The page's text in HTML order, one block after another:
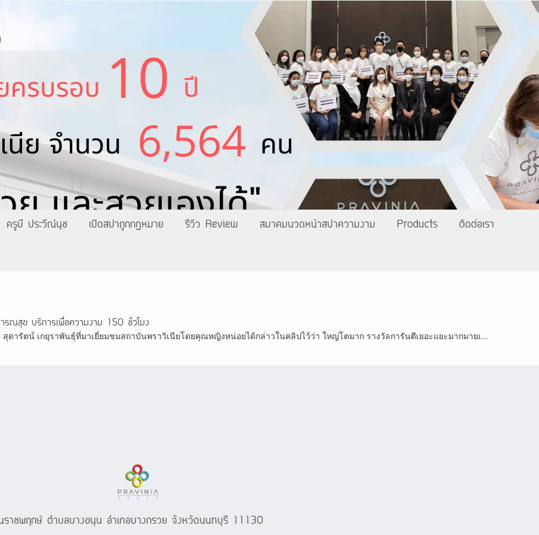
ครูบี ประวีณ์นุช เปิดสปาถูกกฏหมาย รีวิว Review สมาคมนวดหน้าสปาความงาม Products
ติดต่อเรา
ณสุข บริการเพื่อความงาม 150 ชั่วโมง
รัตน์ เกยุราพันธุ์ที่มาเยี่ยมชมสถาบันพราวิเนียโดยคุณหญิงหน่อยได้กล่าวในคลิปไว้ว่า ใหญ่โตมาก รางวัลการันตีเยอะแยะมากมายเ...
าชพฤกษ์ ตำบลบางขนุน อำเภอบางกรวย จังหวัดนนทบุรี 11130